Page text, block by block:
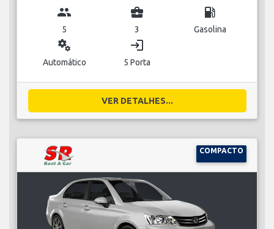
group
5
business_center
3
local_gas_station
Gasolina
miscellaneous_services
Automático
login
5 Porta
VER DETALHES...
COMPACTO